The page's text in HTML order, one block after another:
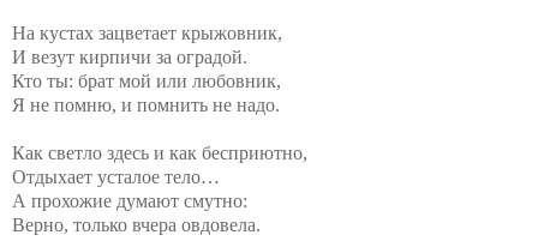
На кустах зацветает крыжовник,
И везут кирпичи за оградой.
Кто ты: брат мой или любовник,
Я не помню, и помнить не надо.
Как светло здесь и как бесприютно,
Отдыхает усталое тело…
А прохожие думают смутно:
Верно, только вчера овдовела.